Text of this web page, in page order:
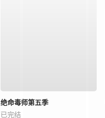
绝命毒师第五季
已完结